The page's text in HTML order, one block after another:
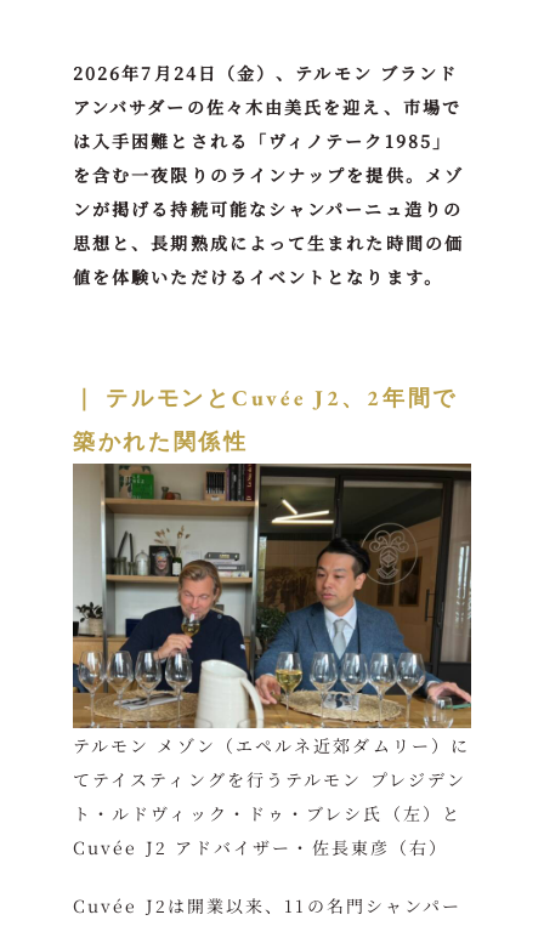
2026年7月24日（金）、 テルモン ブランド
アンバサダーの佐々木由美氏を迎え、市場で
は入手困難とされる「ヴィノテーク1985」
を含む一夜限りのラインナップを提供。メゾ
ンが掲げる持続可能なシャンパーニュ造りの
思想と、長期熟成によって生まれた時間の価
値を体験いただけるイベントとなります。
｜ テルモンとCuvée J2、2年間で
築かれた関係性
テルモン メゾン（エペルネ近郊ダムリー）に
てテイスティングを行うテルモン プレジデン
ト・ルドヴィック・ドゥ・ブレシ氏（左）と
Cuvée J2 アドバイザー・佐長東彦（右）
Cuvée J2は開業以来、11の名門シャンパー